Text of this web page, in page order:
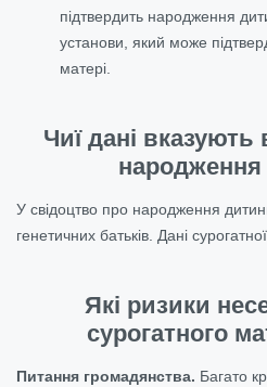
підтвердить народження
установи, який може
матері.
Чиї дані вказують
У свідоцтво про народження
генетичних батьків. Дані
Які ризики
сурогатного
Питання громадянства. Багато